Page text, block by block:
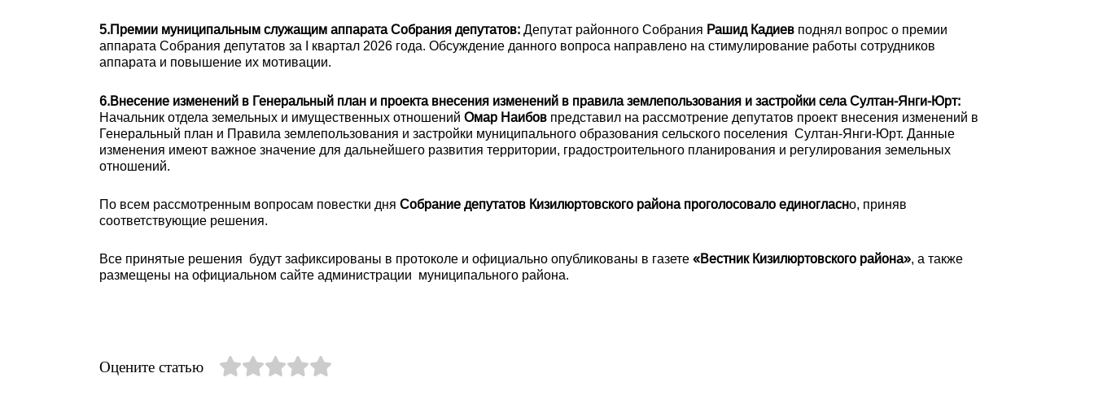
5.Премии муниципальным служащим аппарата Собрания депутатов: Депутат районного Собрания Рашид Кадиев поднял вопрос о премии
аппарата Собрания депутатов за I квартал 2026 года. Обсуждение данного вопроса направлено на стимулирование работы сотрудников
аппарата и повышение их мотивации.
6.Внесение изменений в Генеральный план и проекта внесения изменений в правила землепользования и застройки села Султан-Янги-Юрт:
Начальник отдела земельных и имущественных отношений Омар Наибов представил на рассмотрение депутатов проект внесения изменений в
Генеральный план и Правила землепользования и застройки муниципального образования сельского поселения Султан-Янги-Юрт. Данные
изменения имеют важное значение для дальнейшего развития территории, градостроительного планирования и регулирования земельных
отношений.
По всем рассмотренным вопросам повестки дня Собрание депутатов Кизилюртовского района проголосовало единогласно, приняв
соответствующие решения.
Все принятые решения будут зафиксированы в протоколе и официально опубликованы в газете «Вестник Кизилюртовского района», а также
размещены на официальном сайте администрации муниципального района.
Оцените статью